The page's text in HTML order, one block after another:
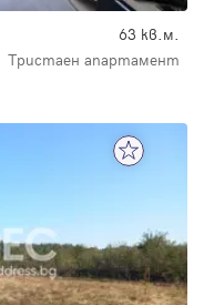
63 кв.м.
Тристаен апартамент